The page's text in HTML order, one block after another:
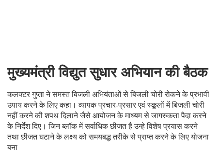
मुख्यमंत्री विद्युत सुधार अभियान की बैठक
कलक्टर गुप्ता ने समस्त बिजली अभियंताओं से बिजली चोरी रोकने के प्रभावी
उपाय करने के लिए कहा। व्यापक प्रचार-प्रसार एवं स्कूलों में बिजली चोरी
नहीं करने की शपथ दिलाने जैसे आयोजन के माध्यम से जागरुकता पैदा करने
के निर्देश दिए। जिन ब्लॉक में सर्वाधिक छीजत है उन्हे विशेष प्रयास करने
तथा छीजत घटाने के लक्ष्य को समयबद्ध तरीके से प्राप्त करने के लिए योजना
बना